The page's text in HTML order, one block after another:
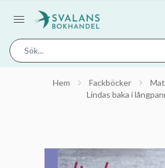
Hem Fackböcker
Lindas baka i